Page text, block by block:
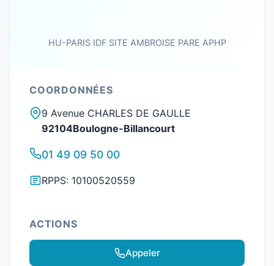
HU-PARIS IDF SITE AMBROISE PARE APHP
COORDONNÉES
9 Avenue CHARLES DE GAULLE
92104Boulogne-Billancourt
01 49 09 50 00
RPPS: 10100520559
ACTIONS
Appeler